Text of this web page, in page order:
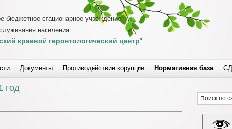
бюджетное стационарное учреждение
населения
краевой геронтологический центр"
Документы Противодействие корупции Нормативная база
год